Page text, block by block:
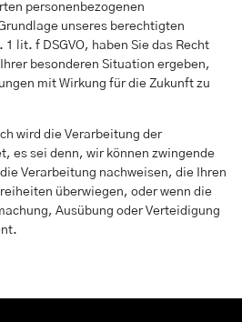
personenbezogenen
unseres berechtigten
1 lit. f DSGVO, haben Sie das Recht
besonderen Situation ergeben,
mit Wirkung für die Zukunft zu
wird die Verarbeitung der
es sei denn, wir können zwingende
Verarbeitung nachweisen, die Ihren
überwiegen, oder wenn die
Ausübung oder Verteidigung